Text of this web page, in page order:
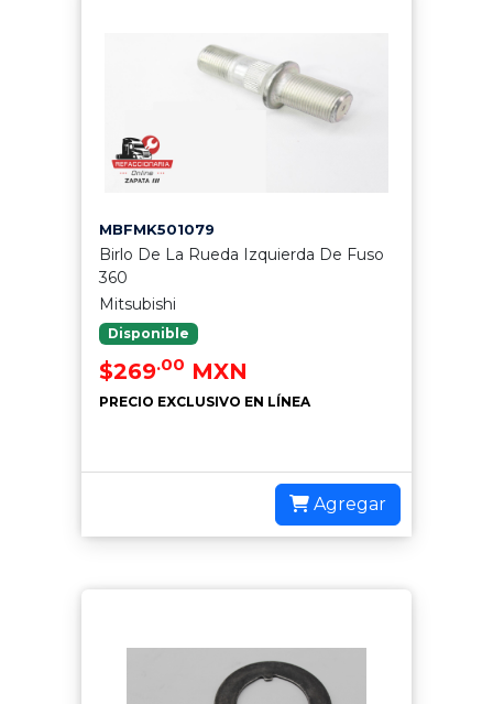
MBFMK501079
Birlo De La Rueda Izquierda De Fuso
360
Mitsubishi
Disponible
$269.00 MXN
PRECIO EXCLUSIVO EN LÍNEA
Agregar